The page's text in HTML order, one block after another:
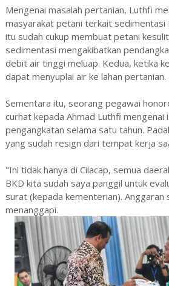
Mengenai masalah pertanian, Luthfi
masyarakat petani terkait sedimentasi
itu sudah cukup membuat petani
sedimentasi mengakibatkan
debit air tinggi meluap. Kedua, ketika
dapat menyuplai air ke lahan pertanian.
Sementara itu, seorang pegawai
curhat kepada Ahmad Luthfi mengenai
pengangkatan selama satu tahun.
yang sudah resign dari tempat kerja
"Ini tidak hanya di Cilacap, semua
BKD kita sudah saya panggil untuk
surat (kepada kementerian). Anggaran
menanggapi.